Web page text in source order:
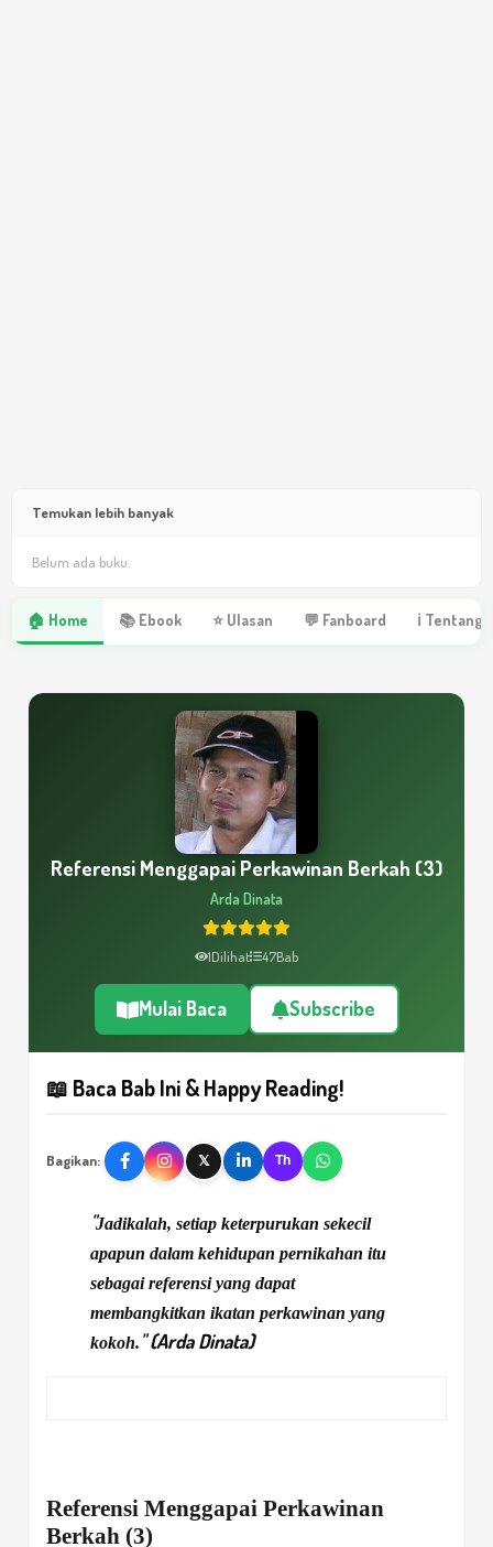
Temukan lebih banyak
Belum ada buku.
🏠 Home 📚 Ebook ⭐ Ulasan 💬 Fanboard ℹ Tentang
Referensi Menggapai Perkawinan Berkah (3)
Arda Dinata
1Dilihat 47Bab
Mulai Baca Subscribe
📖 Baca Bab Ini & Happy Reading!
Bagikan: 𝕏 Th
"Jadikalah, setiap keterpurukan sekecil
apapun dalam kehidupan pernikahan itu
sebagai referensi yang dapat
membangkitkan ikatan perkawinan yang
kokoh. " (Arda Dinata)
Referensi Menggapai Perkawinan
Berkah (3)